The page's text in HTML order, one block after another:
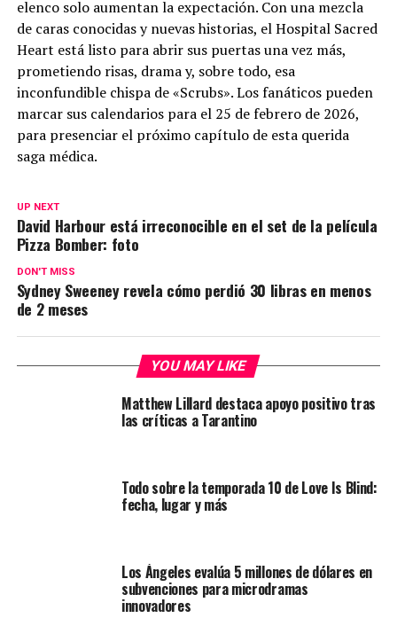
elenco solo aumentan la expectación. Con una mezcla
de caras conocidas y nuevas historias, el Hospital Sacred
Heart está listo para abrir sus puertas una vez más,
prometiendo risas, drama y, sobre todo, esa
inconfundible chispa de «Scrubs». Los fanáticos pueden
marcar sus calendarios para el 25 de febrero de 2026,
para presenciar el próximo capítulo de esta querida
saga médica.
UP NEXT
David Harbour está irreconocible en el set de la película
Pizza Bomber: foto
DON'T MISS
Sydney Sweeney revela cómo perdió 30 libras en menos
de 2 meses
YOU MAY LIKE
Matthew Lillard destaca apoyo positivo tras
las críticas a Tarantino
Todo sobre la temporada 10 de Love Is Blind:
fecha, lugar y más
Los Ángeles evalúa 5 millones de dólares en
subvenciones para microdramas
innovadores